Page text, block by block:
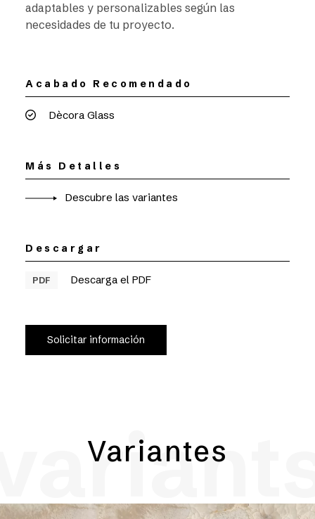
adaptables y personalizables según las
necesidades de tu proyecto.
Acabado Recomendado
Dècora Glass
Más Detalles
Descubre las variantes
Descargar
PDF Descarga el PDF
Solicitar información
Variantes